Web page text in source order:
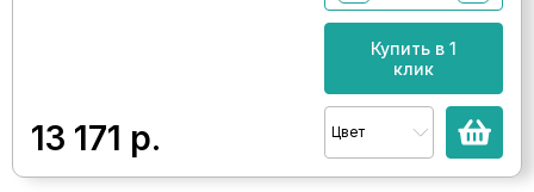
13 171 р.
Купить в 1
клик
Цвет